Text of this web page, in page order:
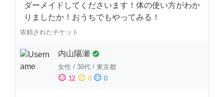
ダーメイドしてくださいます！体の使い方がわか
りましたか！おうちでもやってみる！
依頼されたチケット
内山陽瀬 check_circle
女性 / 30代 / 東京都
sentiment_satisfied 12 sentiment_neutral 0 sentiment_dissatisfied 0